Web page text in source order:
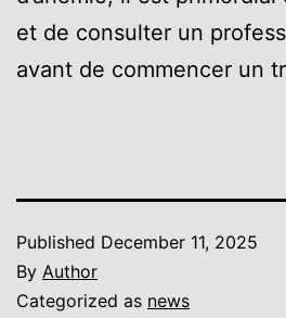
et de consulter un
avant de commencer un
Published December 11, 2025
By Author
Categorized as news